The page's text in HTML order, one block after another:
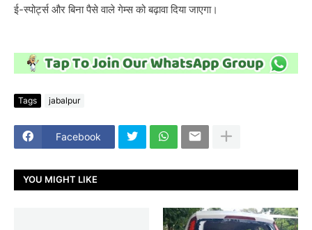
ई-स्पोर्ट्स और बिना पैसे वाले गेम्स को बढ़ावा दिया जाएगा।
Tags jabalpur
Facebook
YOU MIGHT LIKE